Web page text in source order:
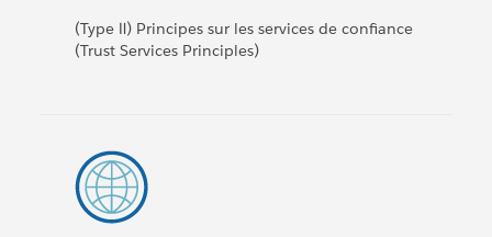
(Type Ⅱ) Principes sur les services de confiance
(Trust Services Principles)